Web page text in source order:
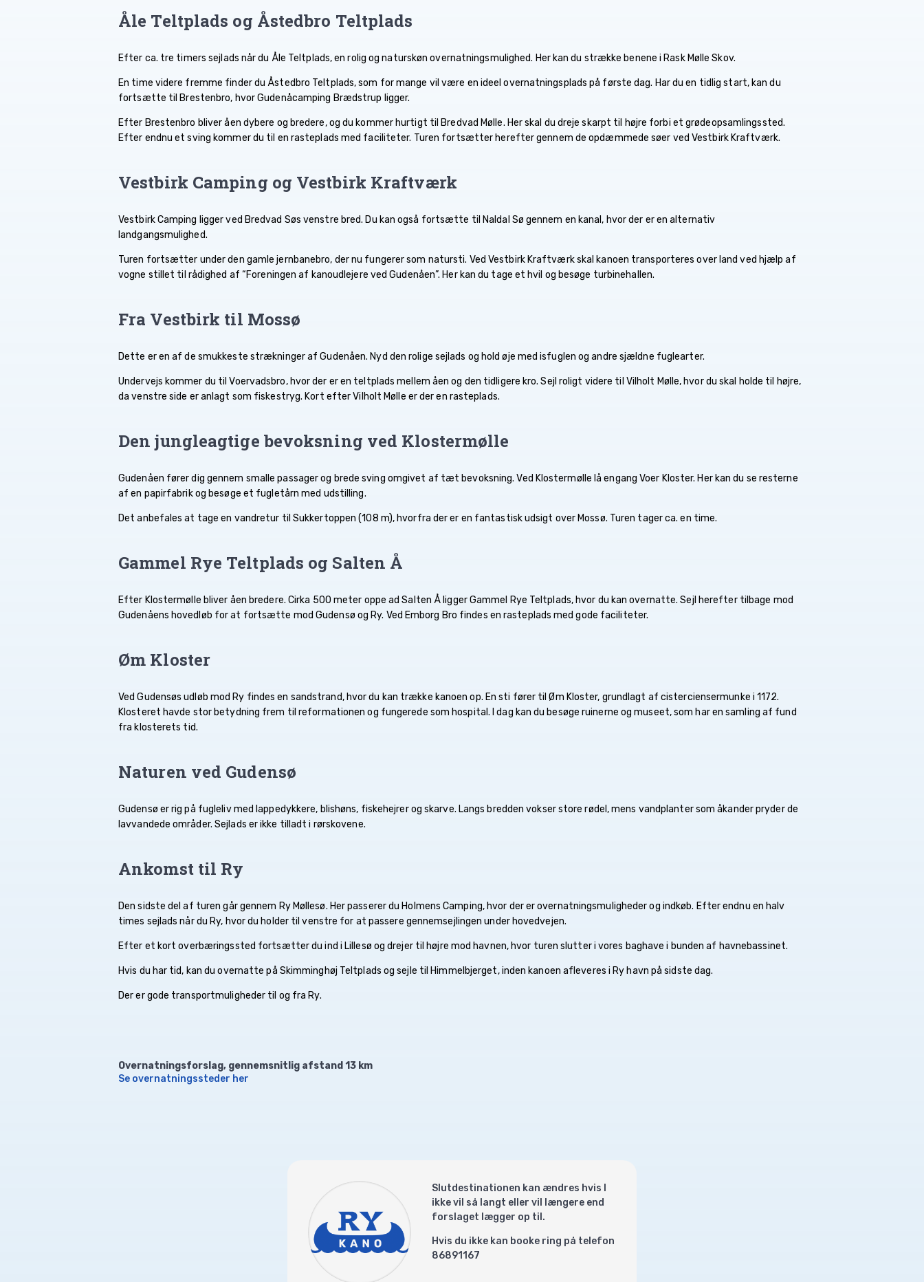
Åle Teltplads og Åstedbro Teltplads
Efter ca. tre timers sejlads når du Åle Teltplads, en rolig og naturskøn overnatningsmulighed. Her kan du strække benene i Rask Mølle Skov.
En time videre fremme finder du Åstedbro Teltplads, som for mange vil være en ideel overnatningsplads på første dag. Har du en tidlig start, kan du
fortsætte til Brestenbro, hvor Gudenåcamping Brædstrup ligger.
Efter Brestenbro bliver åen dybere og bredere, og du kommer hurtigt til Bredvad Mølle. Her skal du dreje skarpt til højre forbi et grødeopsamlingssted.
Efter endnu et sving kommer du til en rasteplads med faciliteter. Turen fortsætter herefter gennem de opdæmmede søer ved Vestbirk Kraftværk.
Vestbirk Camping og Vestbirk Kraftværk
Vestbirk Camping ligger ved Bredvad Søs venstre bred. Du kan også fortsætte til Naldal Sø gennem en kanal, hvor der er en alternativ
landgangsmulighed.
Turen fortsætter under den gamle jernbanebro, der nu fungerer som natursti. Ved Vestbirk Kraftværk skal kanoen transporteres over land ved hjælp af
vogne stillet til rådighed af “Foreningen af kanoudlejere ved Gudenåen”. Her kan du tage et hvil og besøge turbinehallen.
Fra Vestbirk til Mossø
Dette er en af de smukkeste strækninger af Gudenåen. Nyd den rolige sejlads og hold øje med isfuglen og andre sjældne fuglearter.
Undervejs kommer du til Voervadsbro, hvor der er en teltplads mellem åen og den tidligere kro. Sejl roligt videre til Vilholt Mølle, hvor du skal holde til højre,
da venstre side er anlagt som fiskestryg. Kort efter Vilholt Mølle er der en rasteplads.
Den jungleagtige bevoksning ved Klostermølle
Gudenåen fører dig gennem smalle passager og brede sving omgivet af tæt bevoksning. Ved Klostermølle lå engang Voer Kloster. Her kan du se resterne
af en papirfabrik og besøge et fugletårn med udstilling.
Det anbefales at tage en vandretur til Sukkertoppen (108 m), hvorfra der er en fantastisk udsigt over Mossø. Turen tager ca. en time.
Gammel Rye Teltplads og Salten Å
Efter Klostermølle bliver åen bredere. Cirka 500 meter oppe ad Salten Å ligger Gammel Rye Teltplads, hvor du kan overnatte. Sejl herefter tilbage mod
Gudenåens hovedløb for at fortsætte mod Gudensø og Ry. Ved Emborg Bro findes en rasteplads med gode faciliteter.
Øm Kloster
Ved Gudensøs udløb mod Ry findes en sandstrand, hvor du kan trække kanoen op. En sti fører til Øm Kloster, grundlagt af cisterciensermunke i 1172.
Klosteret havde stor betydning frem til reformationen og fungerede som hospital. I dag kan du besøge ruinerne og museet, som har en samling af fund
fra klosterets tid.
Naturen ved Gudensø
Gudensø er rig på fugleliv med lappedykkere, blishøns, fiskehejrer og skarve. Langs bredden vokser store rødel, mens vandplanter som åkander pryder de
lavvandede områder. Sejlads er ikke tilladt i rørskovene.
Ankomst til Ry
Den sidste del af turen går gennem Ry Møllesø. Her passerer du Holmens Camping, hvor der er overnatningsmuligheder og indkøb. Efter endnu en halv
times sejlads når du Ry, hvor du holder til venstre for at passere gennemsejlingen under hovedvejen.
Efter et kort overbæringssted fortsætter du ind i Lillesø og drejer til højre mod havnen, hvor turen slutter i vores baghave i bunden af havnebassinet.
Hvis du har tid, kan du overnatte på Skimminghøj Teltplads og sejle til Himmelbjerget, inden kanoen afleveres i Ry havn på sidste dag.
Der er gode transportmuligheder til og fra Ry.
Overnatningsforslag, gennemsnitlig afstand 13 km
Se overnatningssteder her
Slutdestinationen kan ændres hvis I
ikke vil så langt eller vil længere end
forslaget lægger op til.
Hvis du ikke kan booke ring på telefon
86891167